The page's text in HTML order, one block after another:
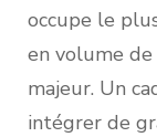
occupe le
en volume
majeur. Un
intégrer de